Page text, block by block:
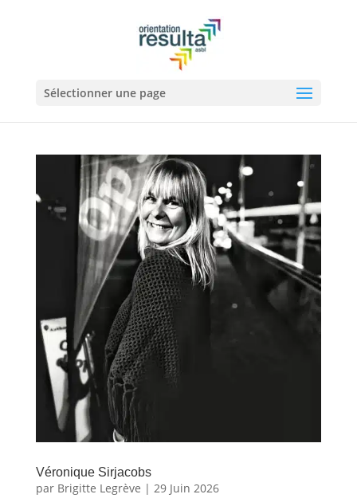
Sélectionner une page
Véronique Sirjacobs
par Brigitte Legrève | 29 Juin 2026